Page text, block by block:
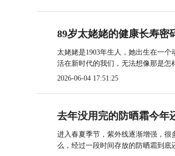
89岁太姥姥的健康长寿密
太姥姥是1903年生人，她出生在一
活在新时代的我们，无法想像那是怎
2026-06-04 17:51:25
去年没用完的防晒霜今年
进入春夏季节，紫外线逐渐增强，
么，经过一段时间存放的防晒霜到底